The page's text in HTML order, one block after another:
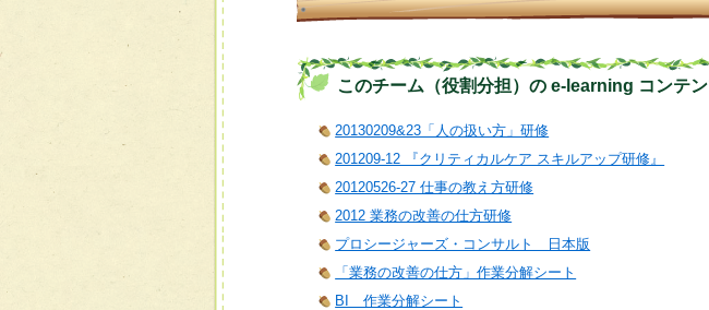
このチーム（役割分担）の e-learning コンテ
20130209&23「人の扱い方」研修
201209-12 『クリティカルケア スキルアップ研修』
20120526-27 仕事の教え方研修
2012 業務の改善の仕方研修
プロシージャーズ・コンサルト 日本版
「業務の改善の仕方」作業分解シート
BI 作業分解シート